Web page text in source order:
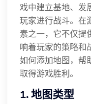
戏中建立基地、发
玩家进行战斗。在
素之一，它不仅提
响着玩家的策略和
如何添加地图，帮
取得游戏胜利。
1. 地图类型